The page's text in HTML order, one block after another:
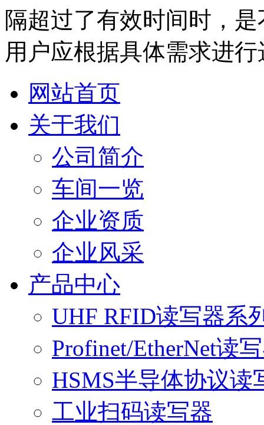
隔超过了有效时间时，
用户应根据具体需求进
网站首页
关于我们
公司简介
车间一览
企业资质
企业风采
产品中心
UHF RFID读写器系
Profinet/EtherNet读
HSMS半导体协议读
工业扫码读写器